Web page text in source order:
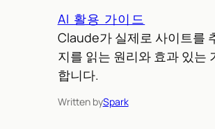
AI 활용 가이드
Claude가 실제로 사이트를
지를 읽는 원리와 효과 있는
합니다.
Written bySpark